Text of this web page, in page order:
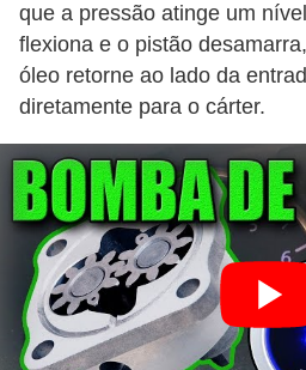
que a pressão atinge um
flexiona e o pistão
óleo retorne ao lado da
diretamente para o cárter.